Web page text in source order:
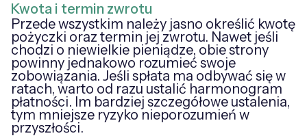
Kwota i termin zwrotu
Przede wszystkim należy jasno określić kwotę
pożyczki oraz termin jej zwrotu. Nawet jeśli
chodzi o niewielkie pieniądze, obie strony
powinny jednakowo rozumieć swoje
zobowiązania. Jeśli spłata ma odbywać się w
ratach, warto od razu ustalić harmonogram
płatności. Im bardziej szczegółowe ustalenia,
tym mniejsze ryzyko nieporozumień w
przyszłości.